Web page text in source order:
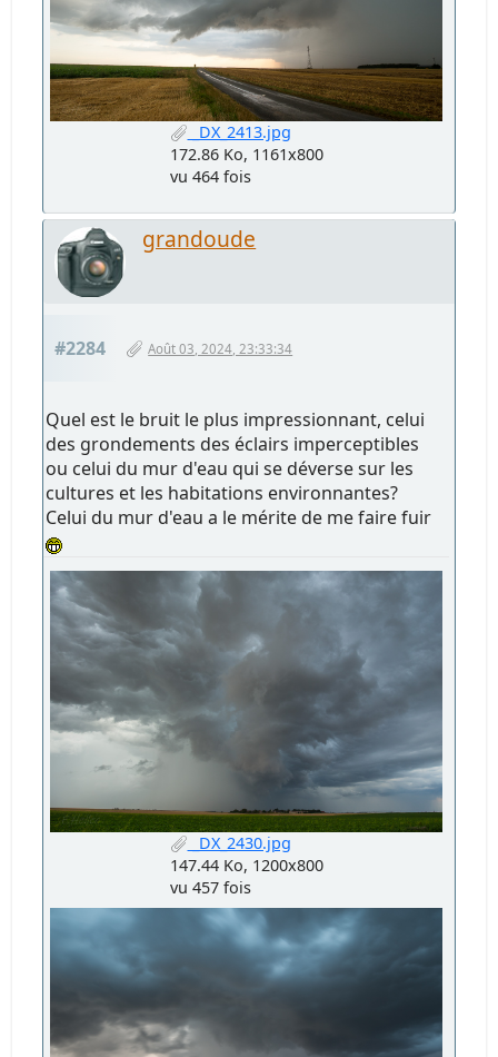
_DX_2413.jpg
172.86 Ko, 1161x800
vu 464 fois
grandoude
#2284 Août 03, 2024, 23:33:34
Quel est le bruit le plus impressionnant, celui
des grondements des éclairs imperceptibles
ou celui du mur d'eau qui se déverse sur les
cultures et les habitations environnantes?
Celui du mur d'eau a le mérite de me faire fuir
_DX_2430.jpg
147.44 Ko, 1200x800
vu 457 fois